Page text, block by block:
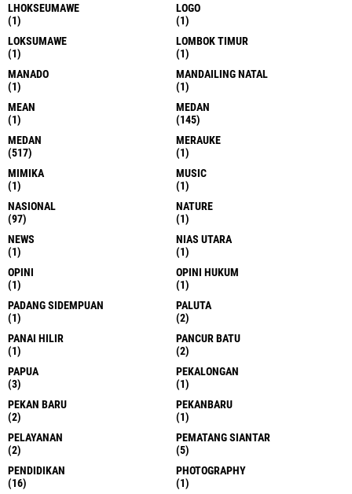
LHOKSEUMAWE
(1)
LOGO
(1)
LOKSUMAWE
(1)
LOMBOK TIMUR
(1)
MANADO
(1)
MANDAILING NATAL
(1)
MEAN
(1)
MEDAN
(145)
MEDAN
(517)
MERAUKE
(1)
MIMIKA
(1)
MUSIC
(1)
NASIONAL
(97)
NATURE
(1)
NEWS
(1)
NIAS UTARA
(1)
OPINI
(1)
OPINI HUKUM
(1)
PADANG SIDEMPUAN
(1)
PALUTA
(2)
PANAI HILIR
(1)
PANCUR BATU
(2)
PAPUA
(3)
PEKALONGAN
(1)
PEKAN BARU
(2)
PEKANBARU
(1)
PELAYANAN
(2)
PEMATANG SIANTAR
(5)
PENDIDIKAN
(16)
PHOTOGRAPHY
(1)